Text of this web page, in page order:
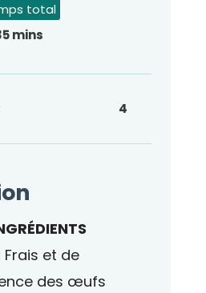
total
mins
4
Frais et de
des œufs